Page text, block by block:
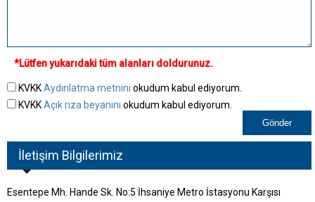
*Lütfen yukarıdaki tüm alanları doldurunuz.
KVKKAydınlatma metnini okudum kabul ediyorum.
KVKKAçık rıza beyanını okudum kabul ediyorum.
İletişim Bilgilerimiz
Esentepe Mh. Hande Sk. No:5 İhsaniye Metro İstasyonu Karşısı